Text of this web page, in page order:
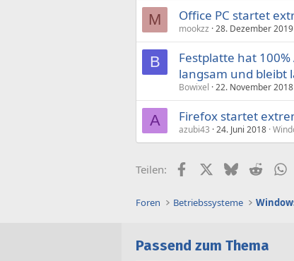
M Office PC startet
mookzz 28. Dezember 2019
B
Festplatte hat
langsam und bleibt
Bowixel 22. November 2018
A Firefox startet
azubi43 24. Juni 2018
Teilen: FacebookX (Twitter)
BlueskyReddit
Foren Betriebssysteme
Passend zum Thema